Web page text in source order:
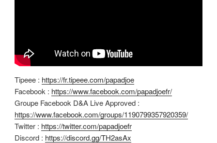
Tipeee : https://fr.tipeee.com/papadjoe
Facebook : https://www.facebook.com/papadjoefr/
Groupe Facebook D&A Live Approved :
https://www.facebook.com/groups/1190799357920359/
Twitter : https://twitter.com/papadjoefr
Discord : https://discord.gg/TH2asAx